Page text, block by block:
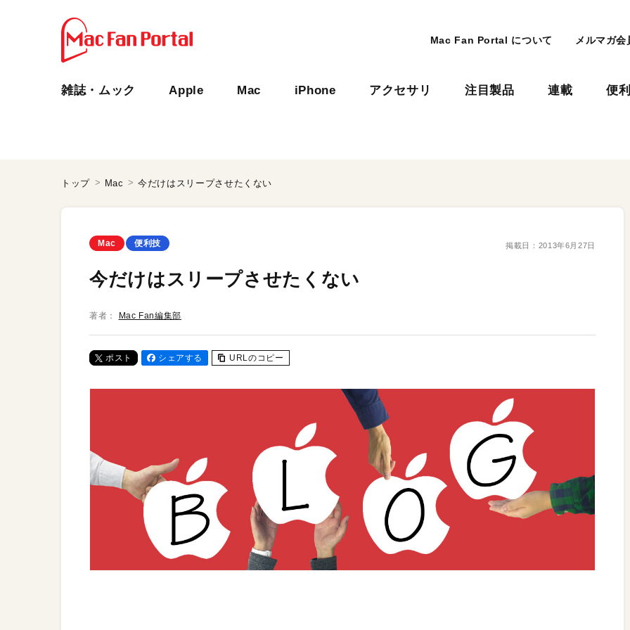
Mac Fan Portal について メルマガ会
雑誌・ムック Apple Mac iPhone アクセサリ 注目製品 連載 便
トップ Mac 今だけはスリープさせたくない
Mac 便利技 掲載日： 2013年6月27日
今だけはスリープさせたくない
著者： Mac Fan編集部
ポスト シェアする URLのコピー